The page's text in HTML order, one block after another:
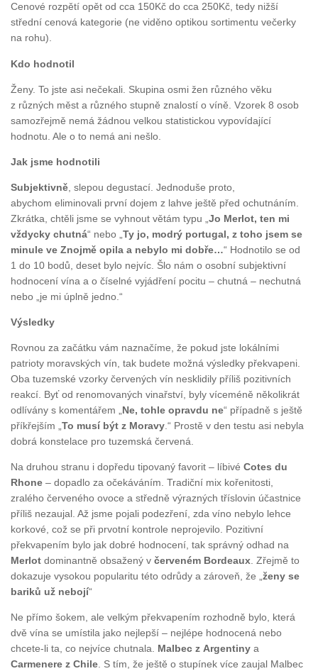
Cenové rozpětí opět od cca 150Kč do cca 250Kč, tedy nižší
střední cenová kategorie (ne viděno optikou sortimentu večerky
na rohu).
Kdo hodnotil
Ženy. To jste asi nečekali. Skupina osmi žen různého věku
z různých měst a různého stupně znalostí o víně. Vzorek 8 osob
samozřejmě nemá žádnou velkou statistickou vypovídající
hodnotu. Ale o to nemá ani nešlo.
Jak jsme hodnotili
Subjektivně , slepou degustací. Jednoduše proto,
abychom eliminovali první dojem z lahve ještě před ochutnáním.
Zkrátka, chtěli jsme se vyhnout větám typu „ Jo Merlot, ten mi
vždycky chutná“ nebo „ Ty jo, modrý portugal, z toho jsem se
minule ve Znojmě opila a nebylo mi dobře…“ Hodnotilo se od
1 do 10 bodů, deset bylo nejvíc. Šlo nám o osobní subjektivní
hodnocení vína a o číselné vyjádření pocitu – chutná – nechutná
nebo „je mi úplně jedno.“
Výsledky
Rovnou za začátku vám naznačíme, že pokud jste lokálními
patrioty moravských vín, tak budete možná výsledky překvapeni.
Oba tuzemské vzorky červených vín nesklidily příliš pozitivních
reakcí. Byť od renomovaných vinařství, byly víceméně několikrát
odlívány s komentářem „ Ne, tohle opravdu ne“ případně s ještě
příkřejším „ To musí být z Moravy .“ Prostě v den testu asi nebyla
dobrá konstelace pro tuzemská červená.
Na druhou stranu i dopředu tipovaný favorit – líbivé Cotes du
Rhone – dopadlo za očekáváním. Tradiční mix kořenitosti,
zralého červeného ovoce a středně výrazných tříslovin účastnice
příliš nezaujal. Až jsme pojali podezření, zda víno nebylo lehce
korkové, což se při prvotní kontrole neprojevilo. Pozitivní
překvapením bylo jak dobré hodnocení, tak správný odhad na
Merlot dominantně obsažený v červeném Bordeaux . Zřejmě to
dokazuje vysokou popularitu této odrůdy a zároveň, že „ ženy se
bariků už nebojí“
Ne přímo šokem, ale velkým překvapením rozhodně bylo, která
dvě vína se umístila jako nejlepší – nejlépe hodnocená nebo
chcete-li ta, co nejvíce chutnala. Malbec z Argentiny a
Carmenere z Chile . S tím, že ještě o stupínek více zaujal Malbec